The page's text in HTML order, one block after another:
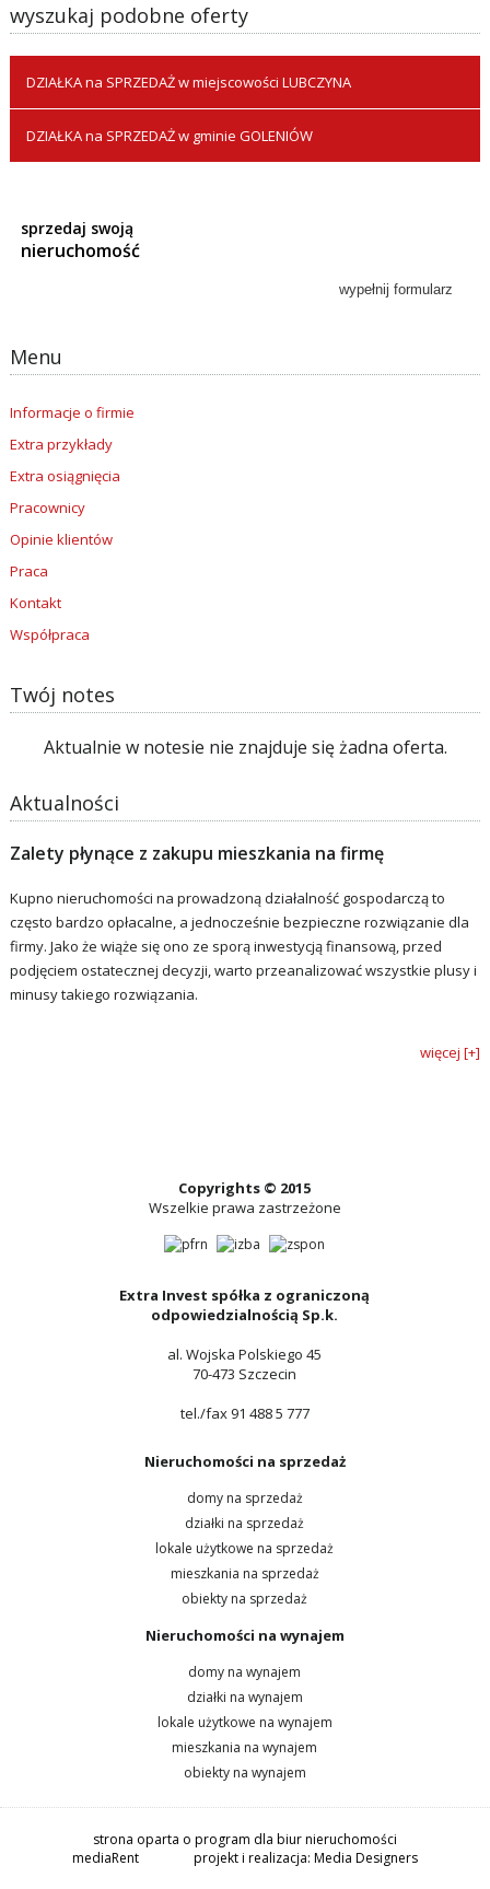
wyszukaj podobne oferty
DZIAŁKA na SPRZEDAŻ w miejscowości LUBCZYNA
DZIAŁKA na SPRZEDAŻ w gminie GOLENIÓW
sprzedaj swoją
nieruchomość
Menu
Informacje o firmie
Extra przykłady
Extra osiągnięcia
Pracownicy
Opinie klientów
Praca
Kontakt
Współpraca
Twój notes
Aktualnie w notesie nie znajduje się żadna oferta.
Aktualności
Zalety płynące z zakupu mieszkania na firmę
Kupno nieruchomości na prowadzoną działalność gospodarczą to
często bardzo opłacalne, a jednocześnie bezpieczne rozwiązanie dla
firmy. Jako że wiąże się ono ze sporą inwestycją finansową, przed
podjęciem ostatecznej decyzji, warto przeanalizować wszystkie plusy i
minusy takiego rozwiązania.
więcej [+]
Copyrights © 2015
Wszelkie prawa zastrzeżone
Extra Invest spółka z ograniczoną
odpowiedzialnością Sp.k.
al. Wojska Polskiego 45
70-473 Szczecin
tel./fax 91 488 5 777
Nieruchomości na sprzedaż
domy na sprzedaż
działki na sprzedaż
lokale użytkowe na sprzedaż
mieszkania na sprzedaż
obiekty na sprzedaż
Nieruchomości na wynajem
domy na wynajem
działki na wynajem
lokale użytkowe na wynajem
mieszkania na wynajem
obiekty na wynajem
strona oparta o program dla biur nieruchomości
mediaRent
projekt i realizacja: Media Designers